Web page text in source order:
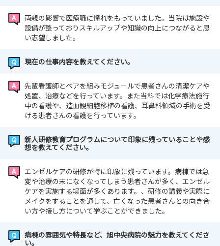
両親の影響で医療職に憧れをもっていました。当院は施設や
設備が整っておりスキルアップや知識の向上につながると思
い志望しました。
現在の仕事内容を教えてください。
先輩看護師とペアを組みモジュールで患者さんの清潔ケアや
処置、治療などを行っています。また当科では化学療法施行
中の看護や、造血観細胞移植の看護、耳鼻科領域の手術を受
ける患者さんの看護を行っています。
新人研修教育プログラムについて印象に残っていることや感
想を教えてください。
エンゼルケアの研修が特に印象に残っています。病棟では急
変や治療の末になくなってしまう患者さんが多く、エンゼル
ケアを実施する場面が多くあります。、研修の講義や実際に
メイクをすることを通して、亡くなった患者さんとの向き合
い方や接し方について学ぶことができました。
病棟の雰囲気や特長など、旭中央病院の魅力を教えてくださ
い。